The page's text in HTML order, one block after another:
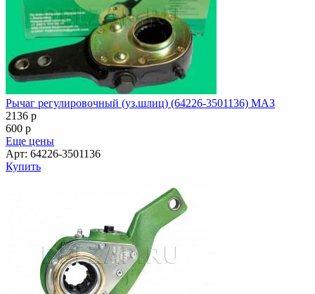
Рычаг регулировочный (уз.шлиц) (64226-3501136) МАЗ
2136 p
600 p
Еще цены
Арт: 64226-3501136
Купить